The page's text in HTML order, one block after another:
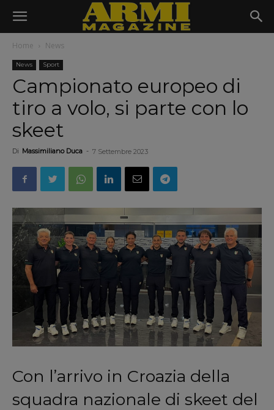
Home News
News Sport
Campionato europeo di
tiro a volo, si parte con lo
skeet
Di Massimiliano Duca - 7 Settembre 2023
Con l’arrivo in Croazia della
squadra nazionale di skeet del